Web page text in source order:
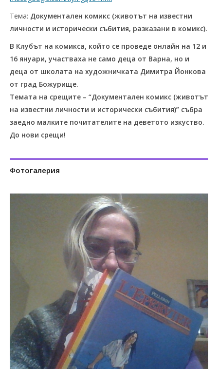
Тема: Документален комикс (животът на известни
личности и исторически събития, разказани в комикс).
В Клубът на комикса, който се проведе онлайн на 12 и
16 януари, участваха не само деца от Варна, но и
деца от школата на художничката Димитра Йонкова
от град Божурище.
Темата на срещите – “Документален комикс (животът
на известни личности и исторически събития)” събра
заедно малките почитателите на деветото изкуство.
До нови срещи!
Фотогалерия